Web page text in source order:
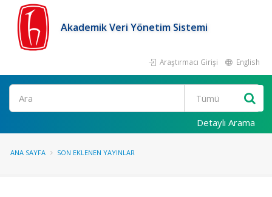
Akademik Veri Yönetim Sistemi
Araştırmacı Girişi English
Ara
Detaylı Arama
ANA SAYFA SON EKLENEN YAYINLAR